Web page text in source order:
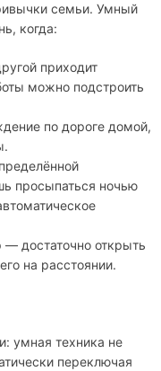
семьи. Умный
когда:
приходит
можно подстроить
по дороге домой,
просыпаться ночью
достаточно открыть
на расстоянии.
умная техника не
переключая